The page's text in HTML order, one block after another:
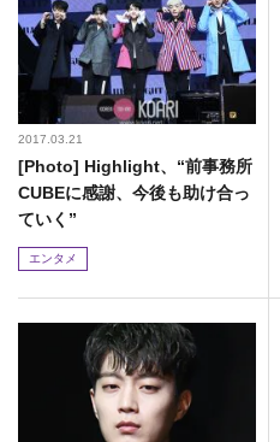
2017.03.21
[Photo] Highlight、“前事務所
CUBEに感謝、今後も助け合っ
ていく”
エンタメ